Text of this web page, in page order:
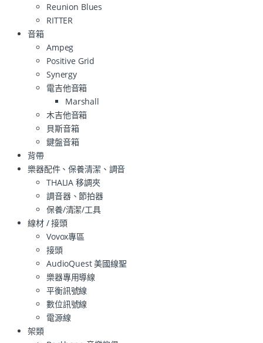
Reunion Blues
RITTER
音箱
Ampeg
Positive Grid
Synergy
電吉他音箱
Marshall
木吉他音箱
貝斯音箱
鍵盤音箱
背帶
樂器配件、保養清潔、調音
THALIA 移調夾
調音器、節拍器
保養/清潔/工具
線材 / 接頭
Vovox專區
接頭
AudioQuest 美國線聖
樂器專用導線
平衡訊號線
數位訊號線
電源線
架類